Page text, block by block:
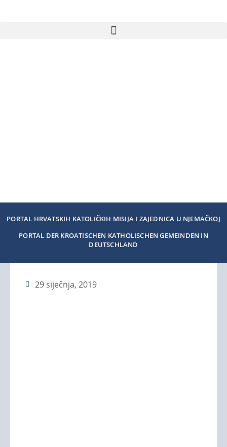
PORTAL HRVATSKIH KATOLIČKIH MISIJA I ZAJEDNICA U NJEMAČKOJ
PORTAL DER KROATISCHEN KATHOLISCHEN GEMEINDEN IN
DEUTSCHLAND
29 siječnja, 2019